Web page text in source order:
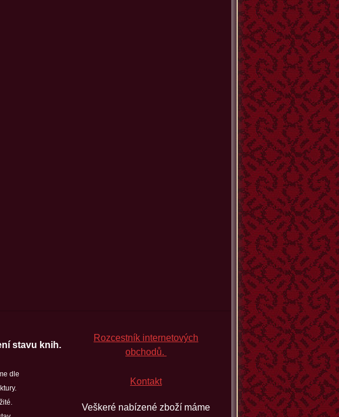
stavu knih.
Rozcestník internetových
obchodů.
dle
Kontakt
Veškeré nabízené zboží máme